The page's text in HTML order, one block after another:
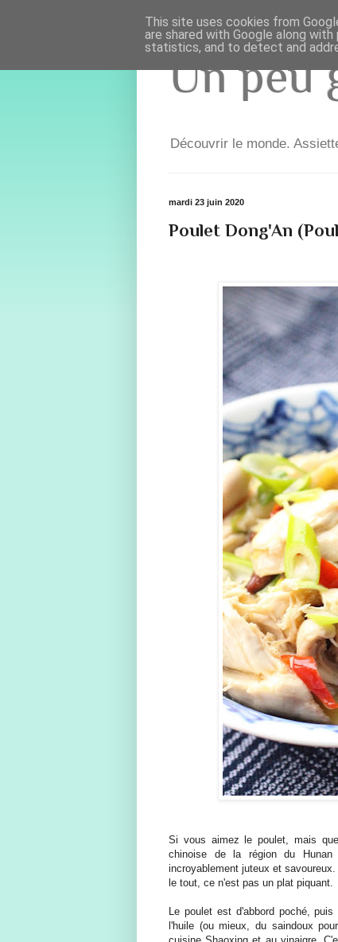
Un peu
Découvrir le monde.
mardi 23 juin 2020
Poulet Dong'An
Si vous aimez le poulet, mais
chinoise de la région du
incroyablement juteux et
le tout, ce n'est pas un plat piquant.
Le poulet est d'abbord poché,
l'huile (ou mieux, du saindoux
This site uses cookies from
are shared with Google along
statistics, and to detect and